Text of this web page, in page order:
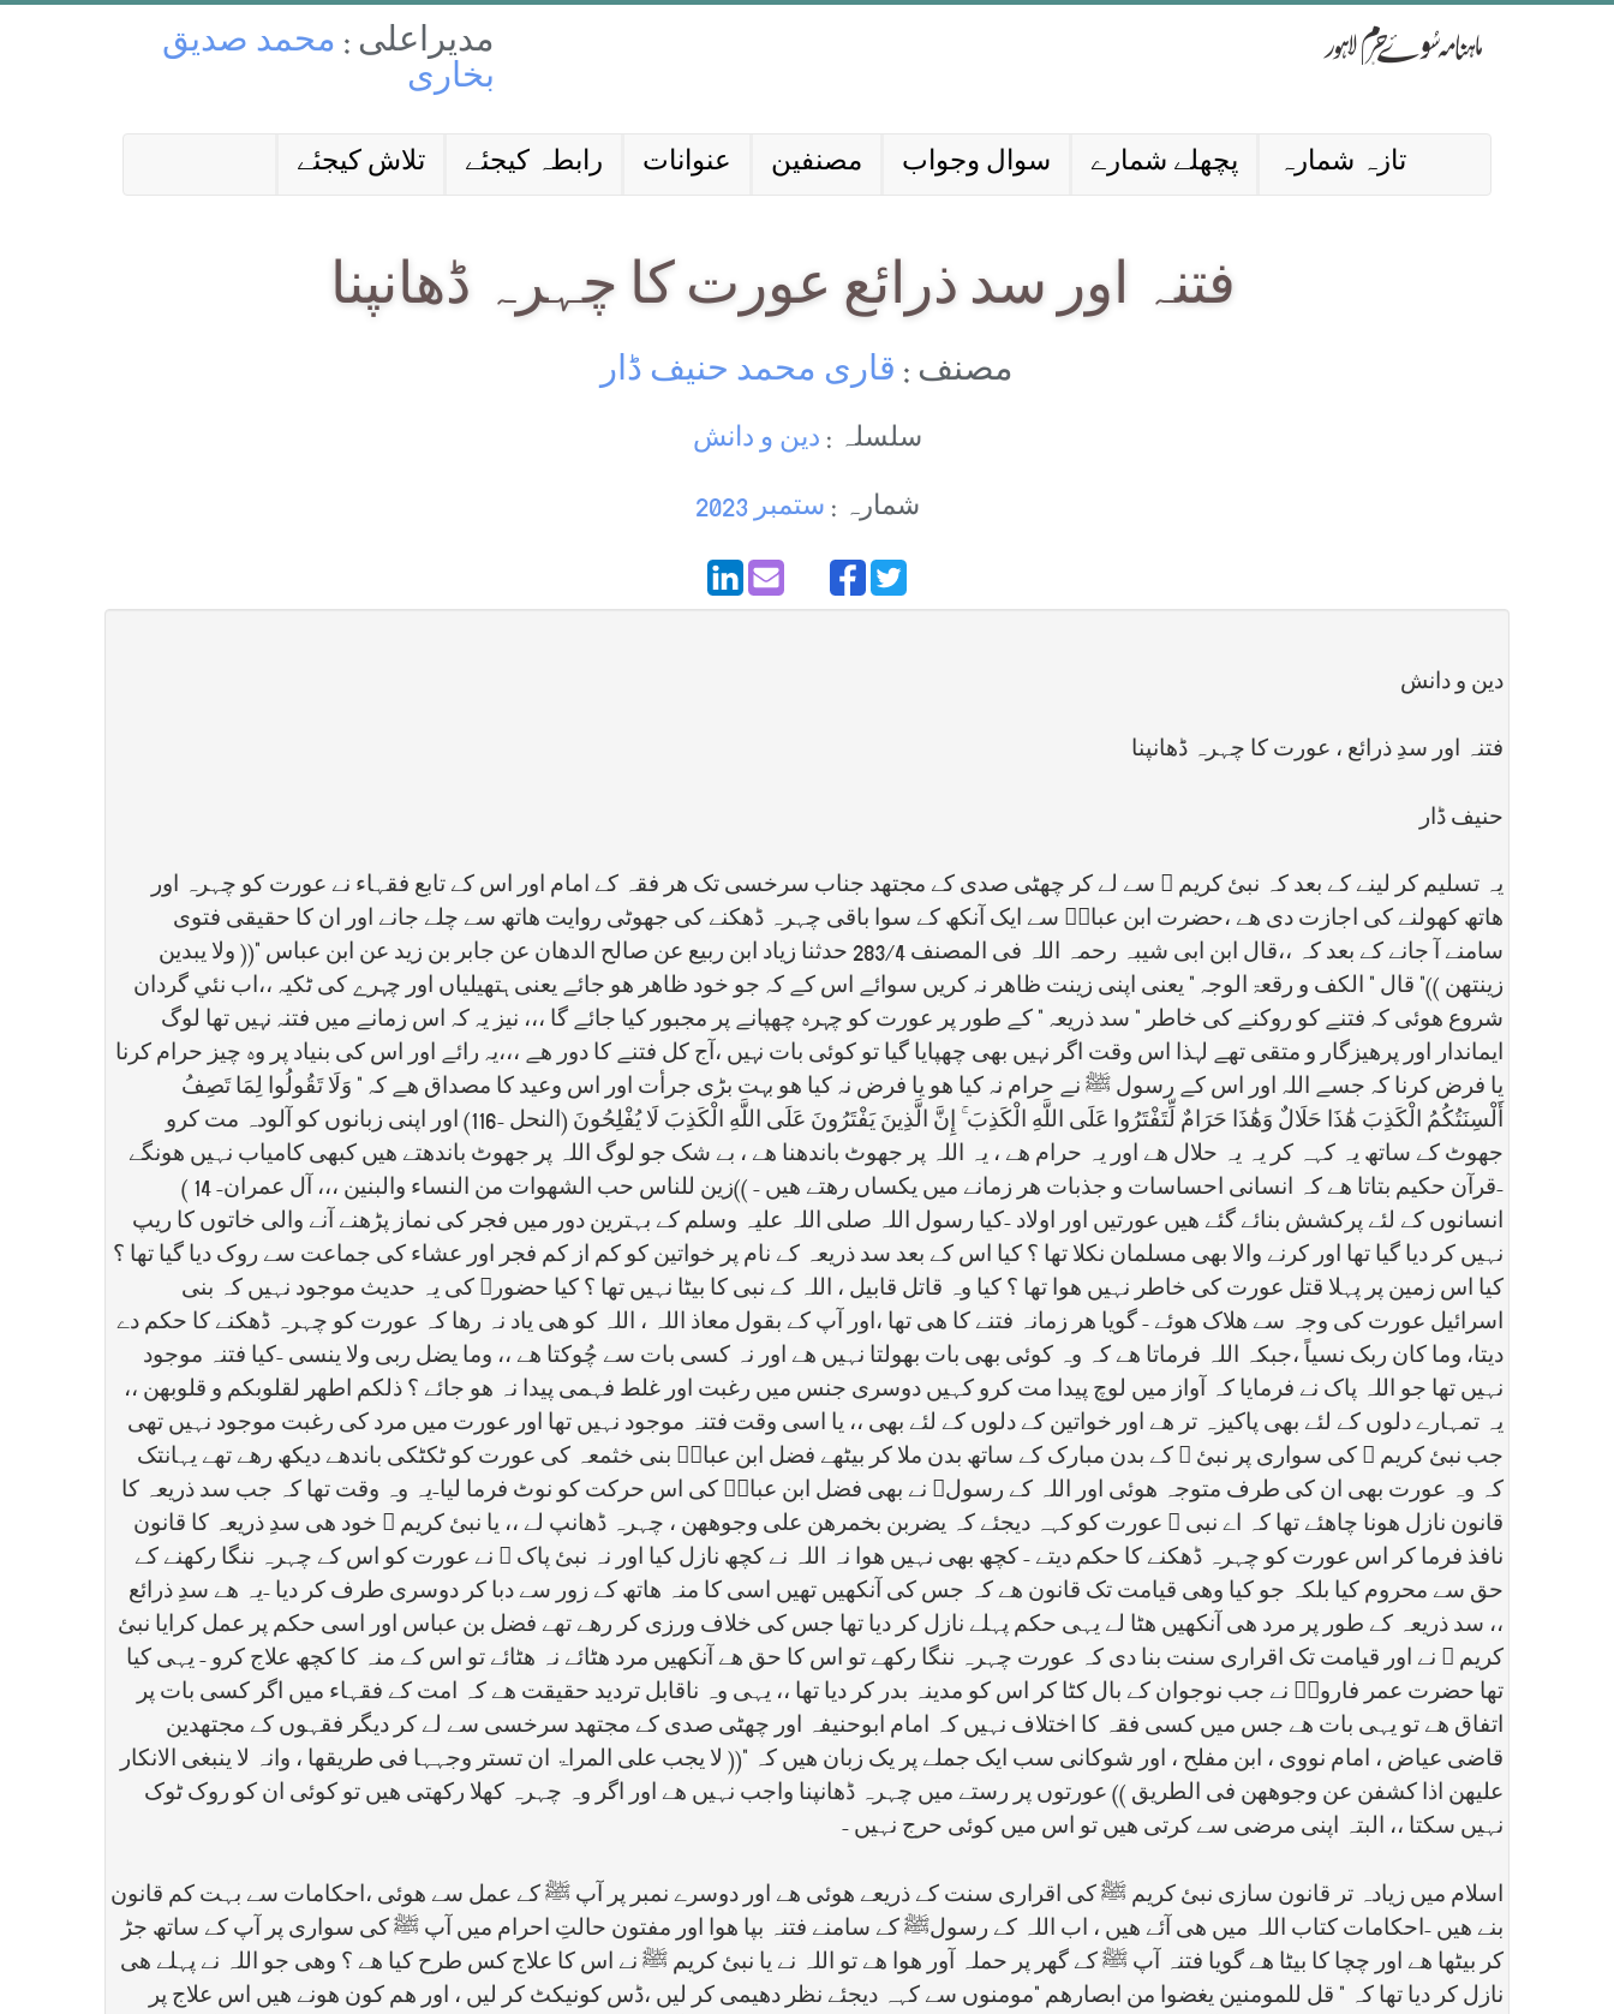
مدیراعلی : محمد صدیق
بخاری
تلاش کیجئے رابطہ کیجئے عنوانات مصنفین سوال وجواب پچھلے شمارے تازہ شمارہ
فتنہ اور سد ذرائع عورت كا چہرہ ڈھانپنا
مصنف : قاری محمد حنیف ڈار
سلسلہ : دین و دانش
شمارہ : ستمبر 2023
دين و دانش
فتنہ اور سدِ ذرائع ، عورت كا چہرہ ڈھانپنا
حنيف ڈار
یہ تسلیم کر لینے کے بعد کہ نبئ کریم ﷺ سے لے کر چھٹی صدی کے مجتھد جناب سرخسی تک ھر فقہ کے امام اور اس کے تابع فقہاء نے عورت کو چہرہ اور
ھاتھ کھولنے کی اجازت دی ھے ،حضرت ابن عباسؓ سے ایک آنکھ کے سوا باقی چہرہ ڈھکنے کی جھوٹی روایت ھاتھ سے چلے جانے اور ان کا حقیقی فتوی
سامنے آ جانے کے بعد کہ ،،قال ابن ابی شیبہ رحمہ اللہ فی المصنف 283/4 حدثنا زیاد ابن ربیع عن صالح الدھان عن جابر بن زید عن ابن عباس "(( ولا یبدین
زینتھن ))" قال " الکف و رقعۃ الوجہ " یعنی اپنی زینت ظاھر نہ کریں سوائے اس کے کہ جو خود ظاھر ھو جائے یعنی ہتھیلیاں اور چہرے کی ٹکیہ ،،اب نئي گردان
شروع ھوئی کہ فتنے کو روکنے کی خاطر " سد ذریعہ " کے طور پر عورت کو چہرہ چھپانے پر مجبور کیا جائے گا ،،، نیز یہ کہ اس زمانے میں فتنہ نہیں تھا لوگ
ایماندار اور پرھیزگار و متقی تھے لہذا اس وقت اگر نہیں بھی چھپایا گیا تو کوئی بات نہیں ،آج کل فتنے کا دور ھے ،،،یہ رائے اور اس کی بنیاد پر وہ چیز حرام کرنا
یا فرض کرنا کہ جسے اللہ اور اس کے رسول ﷺ نے حرام نہ کیا ھو یا فرض نہ کیا ھو بہت بڑی جرأت اور اس وعید کا مصداق ھے کہ " وَلَا تَقُولُوا لِمَا تَصِفُ
أَلْسِنَتُكُمُ الْكَذِبَ هَٰذَا حَلَالٌ وَهَٰذَا حَرَامٌ لِّتَفْتَرُوا عَلَى اللَّهِ الْكَذِبَ ۚ إِنَّ الَّذِينَ يَفْتَرُونَ عَلَى اللَّهِ الْكَذِبَ لَا يُفْلِحُونَ (النحل -116) اور اپنی زبانوں کو آلودہ مت کرو
جھوٹ کے ساتھ یہ کہہ کر یہ یہ حلال ھے اور یہ حرام ھے ، یہ اللہ پر جھوٹ باندھنا ھے ، بے شک جو لوگ اللہ پر جھوٹ باندھتے ھیں کبھی کامیاب نہیں ھونگے
-قرآن حکیم بتاتا ھے کہ انسانی احساسات و جذبات ھر زمانے میں یکساں رھتے ھیں - ((
زين للناس حب الشهوات من النساء والبنين ،،، آل عمران- 14 )
انسانوں کے لئے پرکشش بنائے گئے ھیں عورتیں اور اولاد -کیا رسول اللہ صلی اللہ علیہ وسلم کے بہترین دور میں فجر کی نماز پڑھنے آنے والی خاتوں کا ریپ
نہیں کر دیا گیا تھا اور کرنے والا بھی مسلمان نکلا تھا ؟ کیا اس کے بعد سد ذریعہ کے نام پر خواتین کو کم از کم فجر اور عشاء کی جماعت سے روک دیا گیا تھا ؟
کیا اس زمین پر پہلا قتل عورت کی خاطر نہیں ھوا تھا ؟ کیا وہ قاتل قابیل ، اللہ کے نبی کا بیٹا نہیں تھا ؟ کیا حضورﷺ کی یہ حدیث موجود نہیں کہ بنی
اسرائیل عورت کی وجہ سے ھلاک ھوئے - گویا ھر زمانہ فتنے کا ھی تھا ،اور آپ کے بقول معاذ اللہ ، اللہ کو ھی یاد نہ رھا کہ عورت کو چہرہ ڈھکنے کا حکم دے
دیتا، وما کان ربک نسیاً ،جبکہ اللہ فرماتا ھے کہ وہ کوئی بھی بات بھولتا نہیں ھے اور نہ کسی بات سے چُوکتا ھے ،، وما یضل ربی ولا ینسی -کیا فتنہ موجود
نہیں تھا جو اللہ پاک نے فرمایا کہ آواز میں لوچ پیدا مت کرو کہیں دوسری جنس میں رغبت اور غلط فہمی پیدا نہ ھو جائے ؟ ذلکم اطھر لقلوبکم و قلوبھن ،،
یہ تمہارے دلوں کے لئے بھی پاکیزہ تر ھے اور خواتین کے دلوں کے لئے بھی ،، یا اسی وقت فتنہ موجود نہیں تھا اور عورت میں مرد کی رغبت موجود نہیں تھی
جب نبئ کریم ﷺ کی سواری پر نبئ ﷺ کے بدن مبارک کے ساتھ بدن ملا کر بیٹھے فضل ابن عباسؓ بنی خثمعہ کی عورت کو ٹکٹکی باندھے دیکھ رھے تھے یہانتک
کہ وہ عورت بھی ان کی طرف متوجہ ھوئی اور اللہ کے رسولﷺ نے بھی فضل ابن عباسؓ کی اس حرکت کو نوٹ فرما لیا-یہ وہ وقت تھا کہ جب سد ذریعہ کا
قانون نازل ھونا چاھئے تھا کہ اے نبی ﷺ عورت کو کہہ دیجئے کہ یضربن بخمرھن علی وجوھھن ، چہرہ ڈھانپ لے ،، یا نبئ کریم ﷺ خود ھی سدِ ذریعہ کا قانون
نافذ فرما کر اس عورت کو چہرہ ڈھکنے کا حکم دیتے - کچھ بھی نہیں ھوا نہ اللہ نے کچھ نازل کیا اور نہ نبئ پاک ﷺ نے عورت کو اس کے چہرہ ننگا رکھنے کے
حق سے محروم کیا بلکہ جو کیا وھی قیامت تک قانون ھے کہ جس کی آنکھیں تھیں اسی کا منہ ھاتھ کے زور سے دبا کر دوسری طرف کر دیا -یہ ھے سدِ ذرائع
،، سد ذریعہ کے طور پر مرد ھی آنکھیں ھٹا لے یہی حکم پہلے نازل کر دیا تھا جس کی خلاف ورزی کر رھے تھے فضل بن عباس اور اسی حکم پر عمل کرایا نبئ
کریم ﷺ نے اور قیامت تک اقراری سنت بنا دی کہ عورت چہرہ ننگا رکھے تو اس کا حق ھے آنکھیں مرد ھٹائے نہ ھٹائے تو اس کے منہ کا کچھ علاج کرو - یہی کیا
تھا حضرت عمر فاروقؓ نے جب نوجوان کے بال کٹا کر اس کو مدینہ بدر کر دیا تھا ،، یہی وہ ناقابل تردید حقیقت ھے کہ امت کے فقہاء میں اگر کسی بات پر
اتفاق ھے تو یہی بات ھے جس میں کسی فقہ کا اختلاف نہیں کہ امام ابوحنیفہ اور چھٹی صدی کے مجتھد سرخسی سے لے کر دیگر فقہوں کے مجتھدین
قاضی عیاض ، امام نووی ، ابن مفلح ، اور شوکانی سب ایک جملے پر یک زبان ھیں کہ "(( لا یجب علی المراۃ ان تستر وجہہا فی طریقھا ، وانہ لا ینبغی الانکار
علیھن اذا کشفن عن وجوھھن فی الطریق )) عورتوں پر رستے میں چہرہ ڈھانپنا واجب نہیں ھے اور اگر وہ چہرہ کھلا رکھتی ھیں تو کوئی ان کو روک ٹوک
نہیں سکتا ،، البتہ اپنی مرضی سے کرتی ھیں تو اس میں کوئی حرج نہیں -
اسلام میں زیادہ تر قانون سازی نبئ کریم ﷺ کی اقراری سنت کے ذریعے ھوئی ھے اور دوسرے نمبر پر آپ ﷺ کے عمل سے ھوئی ،احکامات سے بہت کم قانون
بنے ھیں -احکامات کتاب اللہ میں ھی آئے ھیں ، اب اللہ کے رسولﷺ کے سامنے فتنہ بپا ھوا اور مفتون حالتِ احرام میں آپ ﷺ کی سواری پر آپ کے ساتھ جڑ
کر بیٹھا ھے اور چچا کا بیٹا ھے گویا فتنہ آپ ﷺ کے گھر پر حملہ آور ھوا ھے تو اللہ نے یا نبئ کریم ﷺ نے اس کا علاج کس طرح کیا ھے ؟ وھی جو اللہ نے پہلے ھی
نازل کر دیا تھا کہ " قل للمومنین یغضوا من ابصارھم "مومنوں سے کہہ دیجئے نظر دھیمی کر لیں ،ڈس کونیکٹ کر لیں ، اور ھم کون ھونے ھیں اس علاج پر